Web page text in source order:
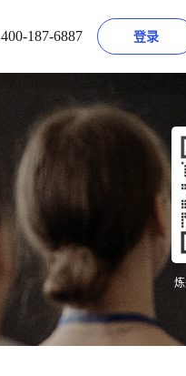
400-187-6887 登录